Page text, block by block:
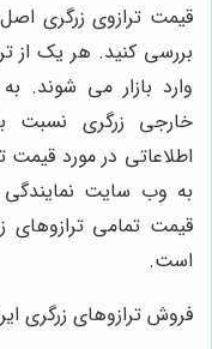
قیمت ترازوی زرگری
بررسی کنید. هر یک از
وارد بازار می ‌شوند.
خارجی زرگری نسبت
اطلاعاتی در مورد قیمت
به وب سایت
قیمت تمامی ترازوهای
است.
فروش ترازوهای زرگری